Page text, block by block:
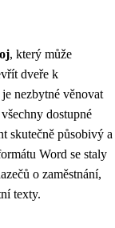
, který může
dveře k
nezbytné věnovat
dostupné
skutečně působivý a
Word se staly
o zaměstnání,
texty.